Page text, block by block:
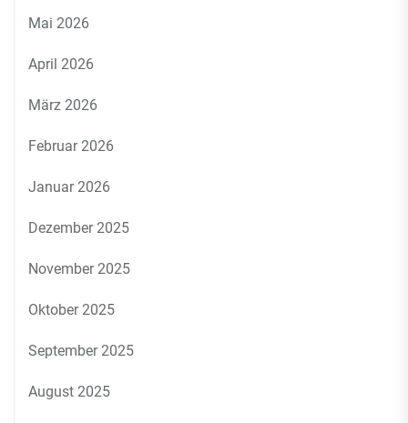
Mai 2026
April 2026
März 2026
Februar 2026
Januar 2026
Dezember 2025
November 2025
Oktober 2025
September 2025
August 2025